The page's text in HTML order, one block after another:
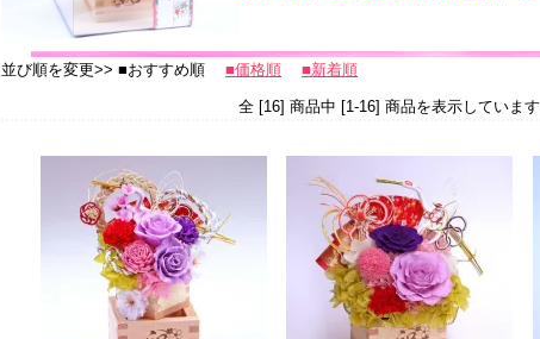
並び順を変更>> ■おすすめ順 ■価格順 ■新着順
全 [16] 商品中 [1-16] 商品を表示しています